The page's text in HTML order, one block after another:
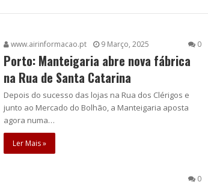
www.airinformacao.pt 9 Março, 2025 0
Porto: Manteigaria abre nova fábrica
na Rua de Santa Catarina
Depois do sucesso das lojas na Rua dos Clérigos e
junto ao Mercado do Bolhão, a Manteigaria aposta
agora numa…
Ler Mais »
0